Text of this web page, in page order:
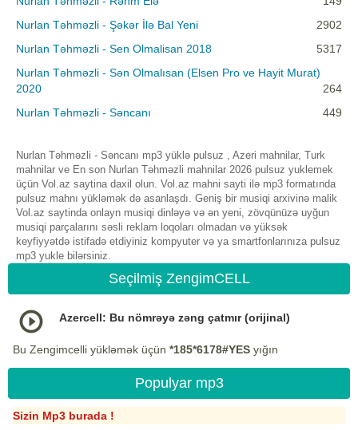
Nurlan Təhməzli - Şəkər İlə Bal Yeni
2902
Nurlan Təhməzli - Sen Olmalisan 2018
5317
Nurlan Təhməzli - Sən Olmalısan (Elsen Pro ve Hayit Murat)
2020
264
Nurlan Təhməzli - Səncanı
449
Nurlan Təhməzli - Səncanı mp3 yüklə pulsuz , Azeri mahnilar, Turk
mahnilar ve En son Nurlan Təhməzli mahnilar 2026 pulsuz yuklemek
üçün Vol.az saytina daxil olun. Vol.az mahni sayti ilə mp3 formatında
pulsuz mahnı yükləmək də asanlaşdı. Geniş bir musiqi arxivinə malik
Vol.az saytinda onlayn musiqi dinləyə və ən yeni, zövqünüzə uyğun
musiqi parçalarını səsli reklam loqoları olmadan və yüksək
keyfiyyətdə istifadə etdiyiniz kompyuter və ya smartfonlarınıza pulsuz
mp3 yukle bilərsiniz.
Seçilmiş ZengimCELL
Azercell: Bu nömrəyə zəng çatmır (orijinal)
Bu Zengimcelli yükləmək üçün *185*6178#YES yığın
Populyar mp3
Sizin Mp3 burada !